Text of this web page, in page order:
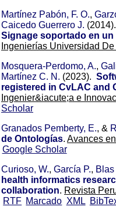
Martínez Pabón, F. O.,
Caicedo Guerrero J. (2014).
Signage soportado en
Ingenierías Universidad
Mosquera-Perdomo, A.,
Martínez C. N. (2023).
registered in CvLAC and
Ingenier&iacute;a e
Scholar
Granados Pemberty, E., &
de Ontologías. Avances
Google Scholar
Curioso, W., García P., Blas
health informatics
collaboration. Revista
RTF Marcado XML